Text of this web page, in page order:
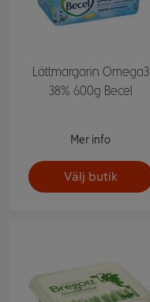
Lättmargarin Omega3
38% 600g Becel
Mer info
Välj butik